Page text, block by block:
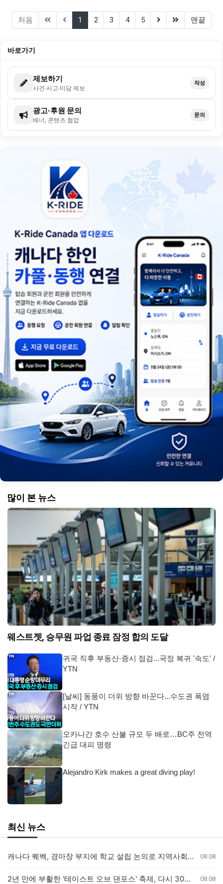
처음 1 (current)
2 3 4 5 (next)(last)맨끝
바로가기
제보하기
사건·사고·미담 제보
작성
광고·후원 문의
배너, 콘텐츠 협업
문의
많이 본 뉴스
웨스트젯, 승무원 파업 종료 잠정 합의 도달
귀국 직후 부동산·증시 점검...국정 복귀 '속도' /
YTN
[날씨] 동풍이 더위 방향 바꾼다...수도권 폭염
시작 / YTN
오카나간 호수 산불 규모 두 배로…BC주 전역
긴급 대피 명령
Alejandro Kirk makes a great diving play!
최신 뉴스
캐나다 퀘벡, 경마장 부지에 학교 설립 논의로 지역사회 갈등 08.08
2년 만에 부활한 '테이스트 오브 댄포스' 축제, 다시 30년 이어가길 08.08